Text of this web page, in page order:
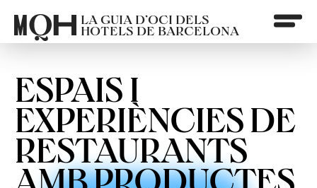
LA GUIA D’OCI DELS
HOTELS DE BARCELONA
ESPAIS I
EXPERIÈNCIES DE
RESTAURANTS
AMB PRODUCTES